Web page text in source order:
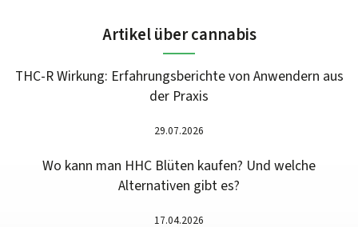
Artikel über cannabis
THC-R Wirkung: Erfahrungsberichte von Anwendern aus
der Praxis
29.07.2026
Wo kann man HHC Blüten kaufen? Und welche
Alternativen gibt es?
17.04.2026